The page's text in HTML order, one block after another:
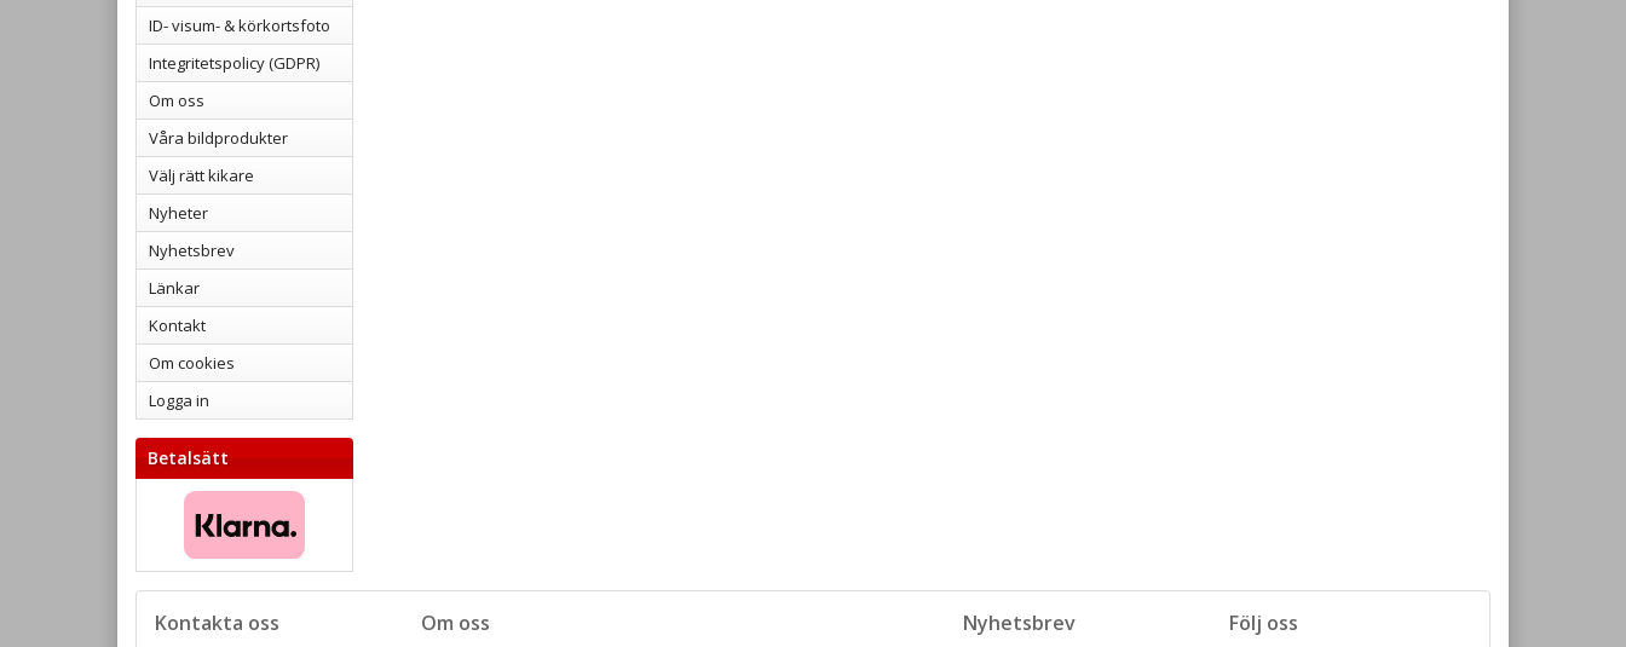
ID- visum- & körkortsfoto
Integritetspolicy (GDPR)
Om oss
Våra bildprodukter
Välj rätt kikare
Nyheter
Nyhetsbrev
Länkar
Kontakt
Om cookies
Logga in
Betalsätt
Kontakta oss Följ oss
Nyhetsbrev
Om oss